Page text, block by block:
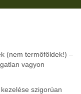
(nem termőföldek!) –
vagyon
szigorúan